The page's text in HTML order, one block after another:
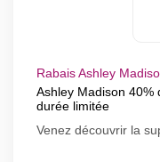
Rabais Ashley
Ashley Madison 40%
durée limitée
Venez découvrir la